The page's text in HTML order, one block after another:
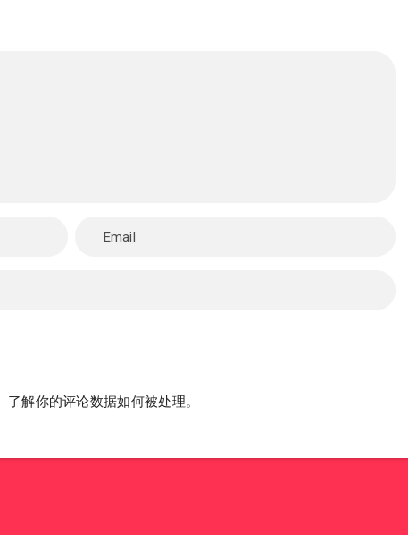
了解你的评论数据如何被处理。